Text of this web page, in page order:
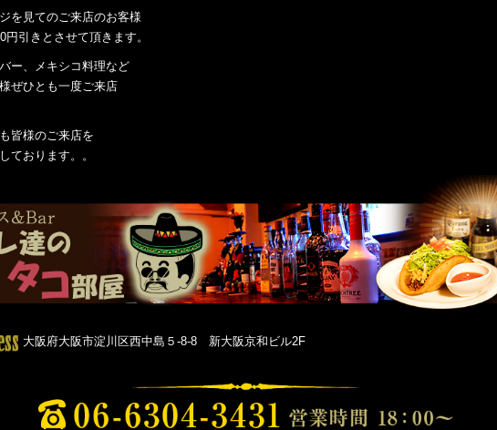
を見てのご来店のお客様
円引きとさせて頂きます。
ー、メキシコ料理など
ぜひとも一度ご来店
皆様のご来店を
ております。。
大阪府大阪市淀川区西中島５-8-8 新大阪京和ビル2F